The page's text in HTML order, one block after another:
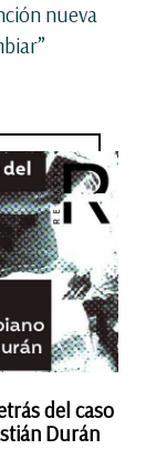
nueva
del caso
Durán